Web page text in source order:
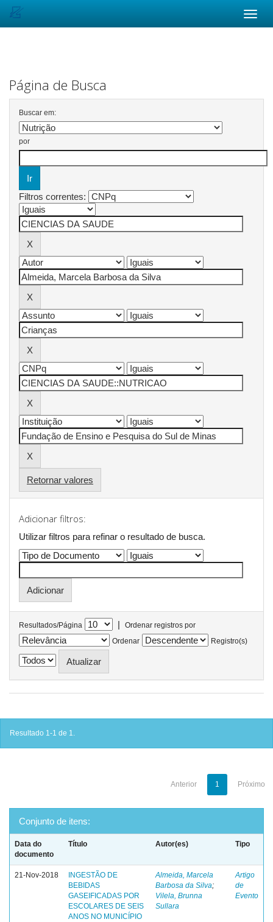
Página de Busca
Buscar em:
por
Filtros correntes:
Retornar valores
Adicionar filtros:
Utilizar filtros para refinar o resultado de busca.
Resultados/Página |
Ordenar registros por
Ordenar
Registro(s)
Resultado 1-1 de 1.
Anterior 1 Próximo
Conjunto de itens:
Data do
documento
Título Autor(es) Tipo
21-Nov-2018
INGESTÃO DE
BEBIDAS
GASEIFICADAS POR
ESCOLARES DE SEIS
ANOS NO MUNICÍPIO
Almeida, Marcela
Barbosa da Silva;
Vilela, Brunna
Sullara
Artigo
de
Evento